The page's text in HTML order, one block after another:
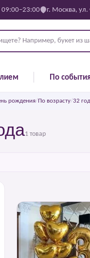
09:00–23:00 г. Москва, ул.
По
рождения/По возрасту/32
1 товар